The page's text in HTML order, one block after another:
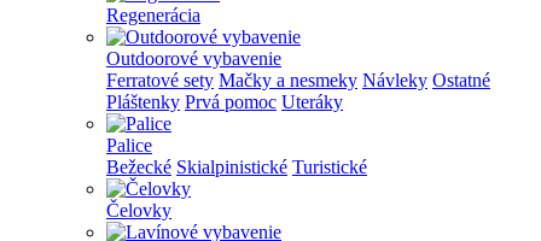
Regenerácia
Outdoorové vybavenie
Ferratové sety Mačky a nesmeky Návleky Ostatné
Pláštenky Prvá pomoc Uteráky
Palice
Bežecké Skialpinistické Turistické
Čelovky